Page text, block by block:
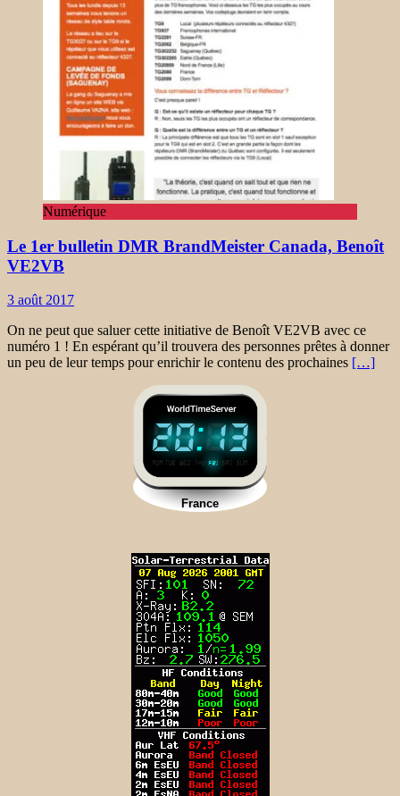
Numérique
Le 1er bulletin DMR BrandMeister Canada, Benoît
VE2VB
3 août 2017
On ne peut que saluer cette initiative de Benoît VE2VB avec ce
numéro 1 ! En espérant qu’il trouvera des personnes prêtes à donner
un peu de leur temps pour enrichir le contenu des prochaines […]